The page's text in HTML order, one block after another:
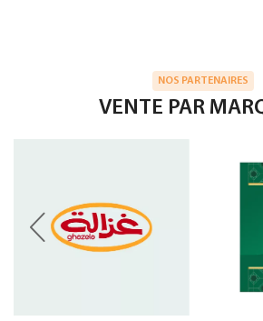
NOS PARTENAIRES
VENTE PAR